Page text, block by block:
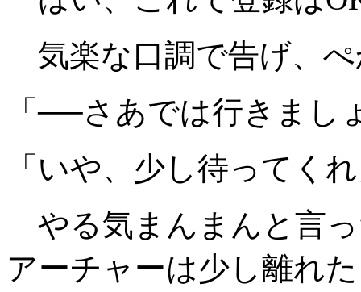
気楽な口調で告げ、
「──さあでは行きまし
「いや、少し待ってく
やる気まんまんと言
アーチャーは少し離れ